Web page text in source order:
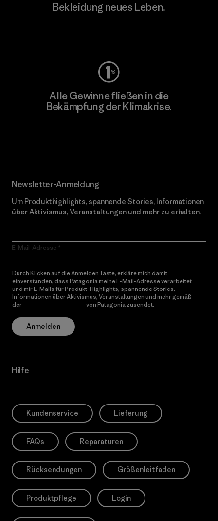
Bekleidung neues Leben.
Alle Gewinne fließen in die
Bekämpfung der Klimakrise.
Newsletter-Anmeldung
Um Produkthighlights, spannende Stories, Informationen
über Aktivismus, Veranstaltungen und mehr zu erhalten.
E-Mail-Adresse
Durch Klicken auf die Anmelden Taste, erkläre mich damit
einverstanden, dass Patagonia meine E-Mail-Adresse verarbeitet
und mir E-Mails für Produkt-Highlights, spannende Stories,
Informationen über Aktivismus, Veranstaltungen und mehr gemäß
der
von Patagonia zusendet.
Anmelden
Hilfe
Kundenservice Lieferung
FAQs Reparaturen
Rücksendungen Größenleitfaden
Produktpflege Login